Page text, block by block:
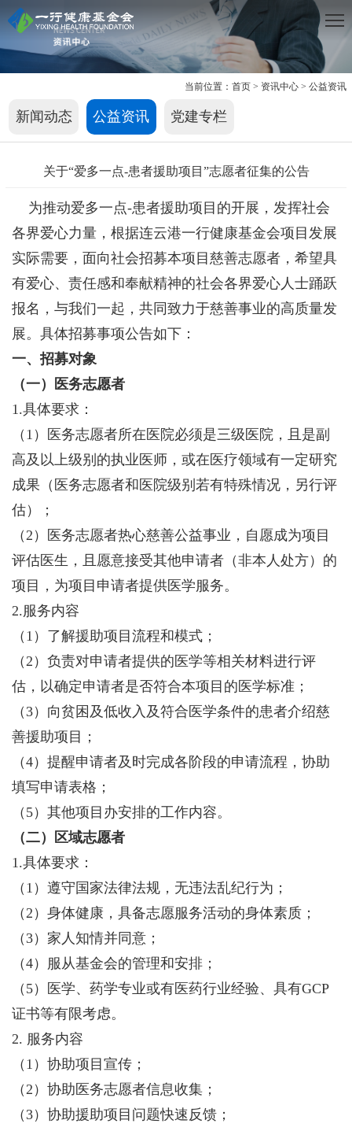
当前位置：首页 > 资讯中心 >公益资讯
新闻动态 公益资讯 党建专栏
关于“爱多一点-患者援助项目”志愿者征集的公告
为推动爱多一点-患者援助项目的开展，发挥社会
各界爱心力量，根据连云港一行健康基金会项目发展
实际需要，面向社会招募本项目慈善志愿者，希望具
有爱心、责任感和奉献精神的社会各界爱心人士踊跃
报名，与我们一起，共同致力于慈善事业的高质量发
展。具体招募事项公告如下：
一、招募对象
（一）
医务志愿者
1.具体要求：
（1）医务志愿者所在医院必须是三级医院，且是副
高及以上级别的执业医师，或在医疗领域有一定研究
成果（医务志愿者和医院级别若有特殊情况，另行评
估）；
（2）医务志愿者热心慈善公益事业，自愿成为项目
评估医生，且愿意接受其他申请者（非本人处方）的
项目，为项目申请者提供医学服务。
2.服务内容
（1）了解援助项目流程和模式；
（2）负责对申请者提供的医学等相关材料进行评
估，以确定申请者是否符合本项目的医学标准；
（3）向贫困及低收入及符合医学条件的患者介绍慈
善援助项目；
（4）提醒申请者及时完成各阶段的申请流程，协助
填写申请表格；
（5）其他项目办安排的工作内容。
（二）
区域志愿者
1.具体要求：
（1）遵守国家法律法规，无违法乱纪行为；
（2）身体健康，具备志愿服务活动的身体素质；
（3）家人知情并同意；
（4）服从基金会的管理和安排；
（5）医学、药学专业或有医药行业经验、具有GCP
证书等有限考虑。
2. 服务内容
（1）协助项目宣传；
（2）协助医务志愿者信息收集；
（3）协助援助项目问题快速反馈；